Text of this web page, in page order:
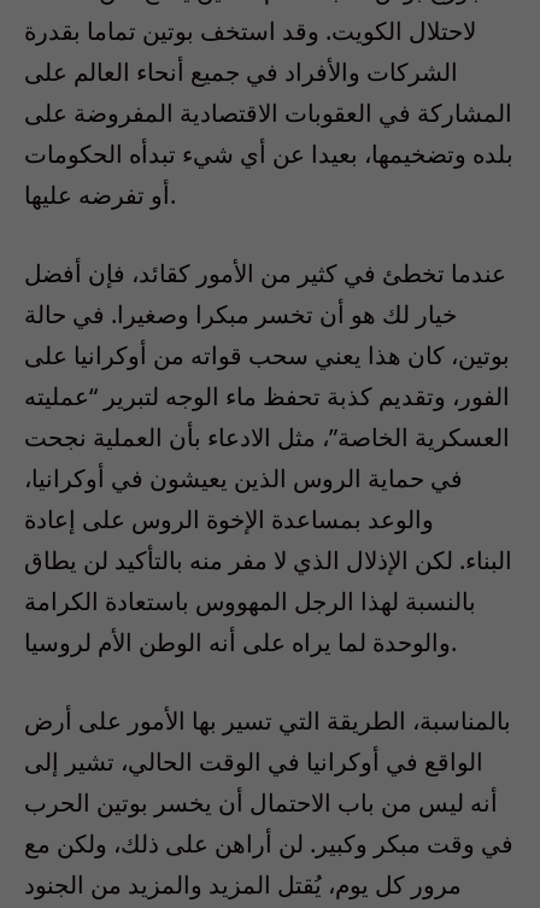
لاحتلال الكويت. وقد استخف بوتين تماما بقدرة
الشركات والأفراد في جميع أنحاء العالم على
المشاركة في العقوبات الاقتصادية المفروضة على
بلده وتضخيمها، بعيدا عن أي شيء تبدأه الحكومات
أو تفرضه عليها.
عندما تخطئ في كثير من الأمور كقائد، فإن أفضل
خيار لك هو أن تخسر مبكرا وصغيرا. في حالة
بوتين، كان هذا يعني سحب قواته من أوكرانيا على
الفور، وتقديم كذبة تحفظ ماء الوجه لتبرير “عمليته
العسكرية الخاصة”، مثل الادعاء بأن العملية نجحت
في حماية الروس الذين يعيشون في أوكرانيا،
والوعد بمساعدة الإخوة الروس على إعادة
البناء. لكن الإذلال الذي لا مفر منه بالتأكيد لن يطاق
بالنسبة لهذا الرجل المهووس باستعادة الكرامة
والوحدة لما يراه على أنه الوطن الأم لروسيا.
بالمناسبة، الطريقة التي تسير بها الأمور على أرض
الواقع في أوكرانيا في الوقت الحالي، تشير إلى
أنه ليس من باب الاحتمال أن يخسر بوتين الحرب
في وقت مبكر وكبير. لن أراهن على ذلك، ولكن مع
مرور كل يوم، يُقتل المزيد والمزيد من الجنود